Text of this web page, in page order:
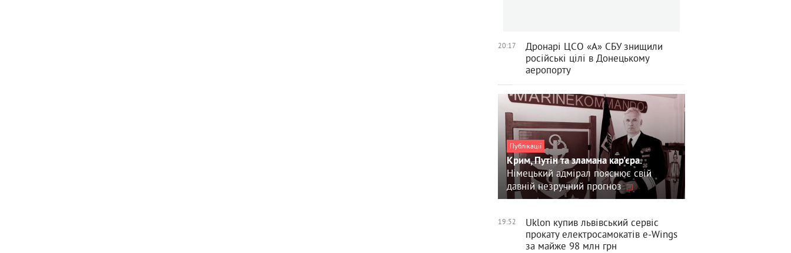
20:17
Дронарі ЦСО «А» СБУ знищили
російські цілі в Донецькому
аеропорту
Публікації
Крим, Путін та зламана кар'єра.
Німецький адмірал пояснює свій
давній незручний прогноз
19:52
Uklon купив львівський сервіс
прокату електросамокатів e-Wings
за майже 98 млн грн